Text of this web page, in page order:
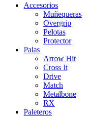
Accesorios
Muñequeras
Overgrip
Pelotas
Protector
Palas
Arrow Hit
Cross It
Drive
Match
Metalbone
RX
Paleteros